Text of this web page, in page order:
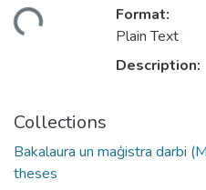
Format:
Plain Text
Description:
Collections
Bakalaura un maģistra darbi
theses